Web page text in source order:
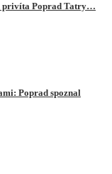
privíta Poprad Tatry…
Poprad spoznal